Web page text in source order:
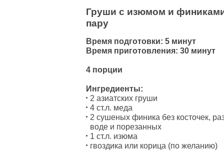
Груши с изюмом и
пару
Время подготовки: 5 минут
Время приготовления: 30 минут
4 порции
Ингредиенты:
2 азиатских груши
4 ст.л. меда
2 сушеных финика без косточек,
воде и порезанных
1 ст.л. изюма
гвоздика или корица (по желанию)